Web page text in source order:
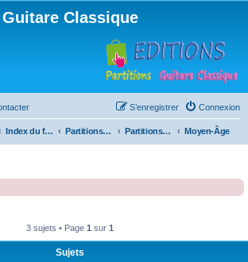
Guitare Classique
Connexion
S’enregistrer
Index du forum Partitions pour guitare en libre téléchargement Partitions classées par compositeur Moyen-Âge
3 sujets • Page 1 sur 1
Sujets